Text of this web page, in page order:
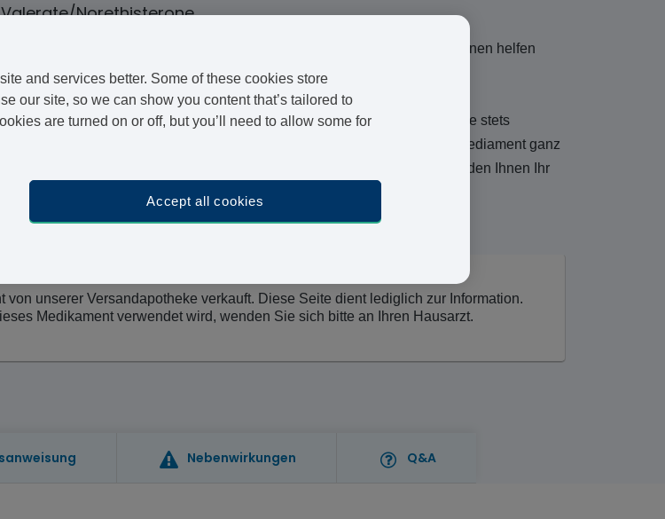
Norethisterone
als Climesse bekannt, ist eine kombinierte Hormonersatztablette, die Ihnen helfen
der Menopause zu vermindern.
um Ihr Medikament zur Behandlung von Symptomen der Menopause stets
kann sehr schwer sein. Hier bei Vivami.co bekommen Sie Ihr Mediament ganz
Füllen Sie einfach unseren medizinischen Fragebogen aus und wir senden Ihnen Ihr
von unserer Versandapotheke verkauft. Diese Seite dient lediglich zur Information.
Medikament verwendet wird, wenden Sie sich bitte an Ihren Hausarzt.
Nebenwirkungen Q&A
and services better. Some of these cookies store
our site, so we can show you content that’s tailored to
are turned on or off, but you’ll need to allow some for
Accept all cookies